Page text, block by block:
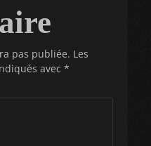
pas publiée. Les
avec *